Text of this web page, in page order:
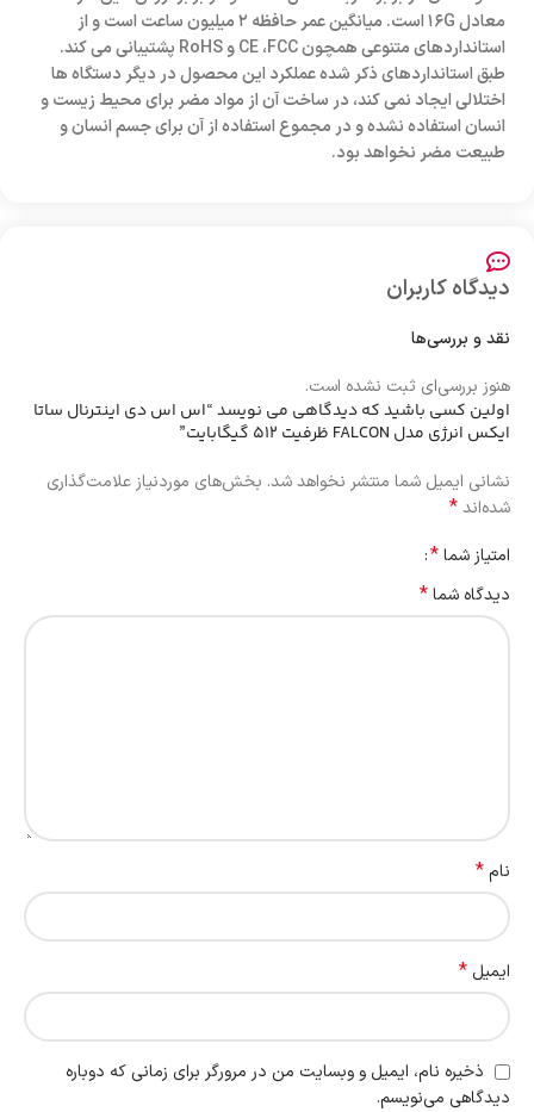
معادل ۱۶G است. میانگین عمر حافظه ۲ میلیون ساعت است و از
استانداردهای متنوعی همچون CE ،FCC و RoHS پشتیبانی می کند.
طبق استانداردهای ذکر شده عملکرد این محصول در دیگر دستگاه ها
اختلالی ایجاد نمی کند، در ساخت آن از مواد مضر برای محیط زیست و
انسان استفاده نشده و در مجموع استفاده از آن برای جسم انسان و
طبیعت مضر نخواهد بود.
دیدگاه کاربران
نقد و بررسی‌ها
هنوز بررسی‌ای ثبت نشده است.
اولین کسی باشید که دیدگاهی می نویسد “اس اس دی اینترنال ساتا
ایکس انرژی مدل FALCON ظرفیت 512 گیگابایت”
نشانی ایمیل شما منتشر نخواهد شد. بخش‌های موردنیاز علامت‌گذاری
شده‌اند*
امتیاز شما*
دیدگاه شما*
نام*
ایمیل *
ذخیره نام، ایمیل و وبسایت من در مرورگر برای زمانی که دوباره
دیدگاهی می‌نویسم.